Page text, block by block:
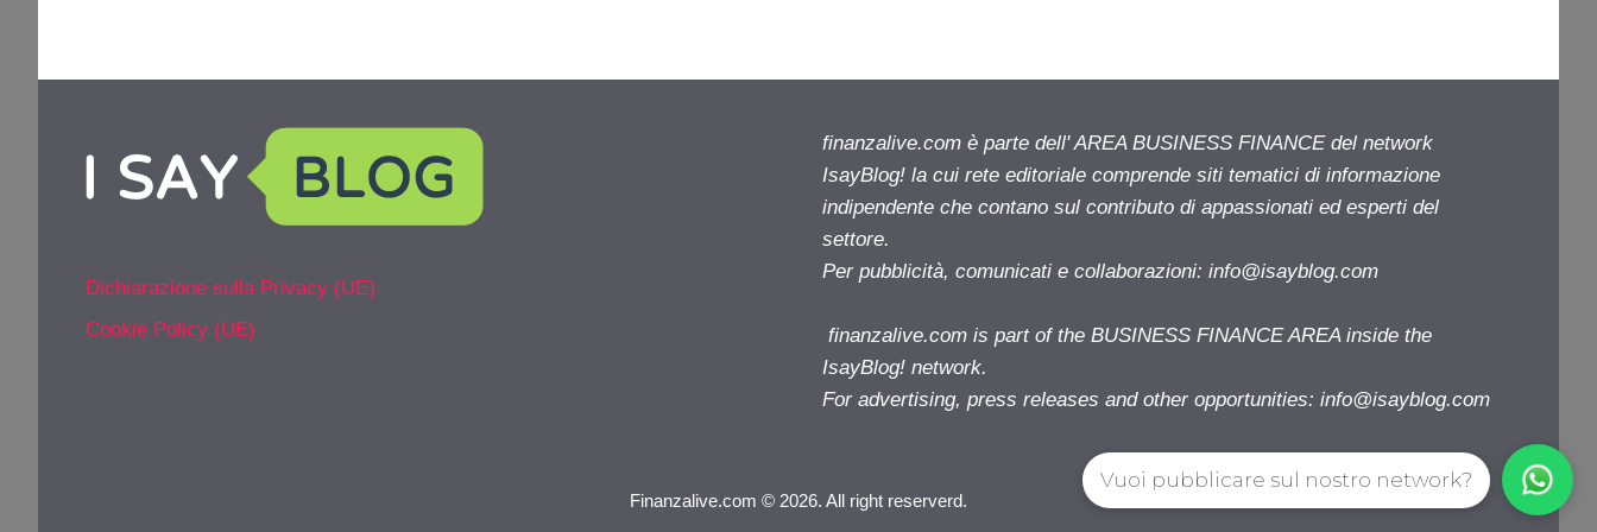
Dichiarazione sulla Privacy (UE)
Cookie Policy (UE)
finanzalive.com è parte dell' AREA BUSINESS FINANCE del network
IsayBlog! la cui rete editoriale comprende siti tematici di informazione
indipendente che contano sul contributo di appassionati ed esperti del
settore.
Per pubblicità, comunicati e collaborazioni: info@isayblog.com
finanzalive.com is part of the BUSINESS FINANCE AREA inside the
IsayBlog! network.
For advertising, press releases and other opportunities: info@isayblog.com
Finanzalive.com © 2026. All right reserverd.
Vuoi pubblicare sul nostro network?